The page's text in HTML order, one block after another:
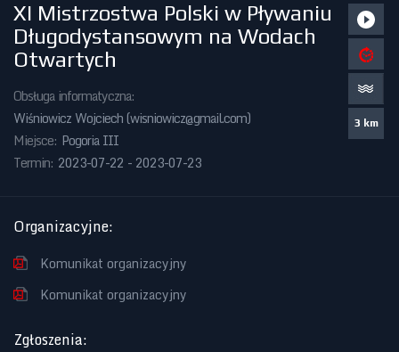
Zawody Międzynarodowe
Zawody Centralne
Zawody Okręgowe
Kalendarz Imprez
XI Mistrzostwa Polski w Pływaniu
Długodystansowym na Wodach
Otwartych
Obsługa informatyczna:
Wiśniowicz Wojciech (wisniowicz@gmail.com)
Miejsce: Pogoria III
Termin: 2023-07-22 - 2023-07-23
3 km
Organizacyjne:
Komunikat organizacyjny
Komunikat organizacyjny
Zgłoszenia: